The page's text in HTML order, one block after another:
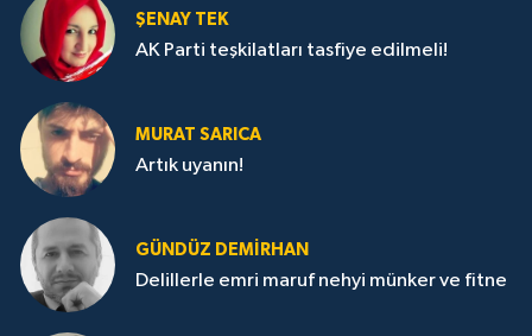
ŞENAY TEK
AK Parti teşkilatları tasfiye edilmeli!
MURAT SARICA
Artık uyanın!
GÜNDÜZ DEMIRHAN
Delillerle emri maruf nehyi münker ve fitne